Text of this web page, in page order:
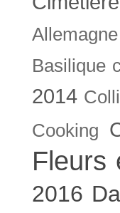
Allemagne
Basilique
2014
Cooking
Fleurs
2016